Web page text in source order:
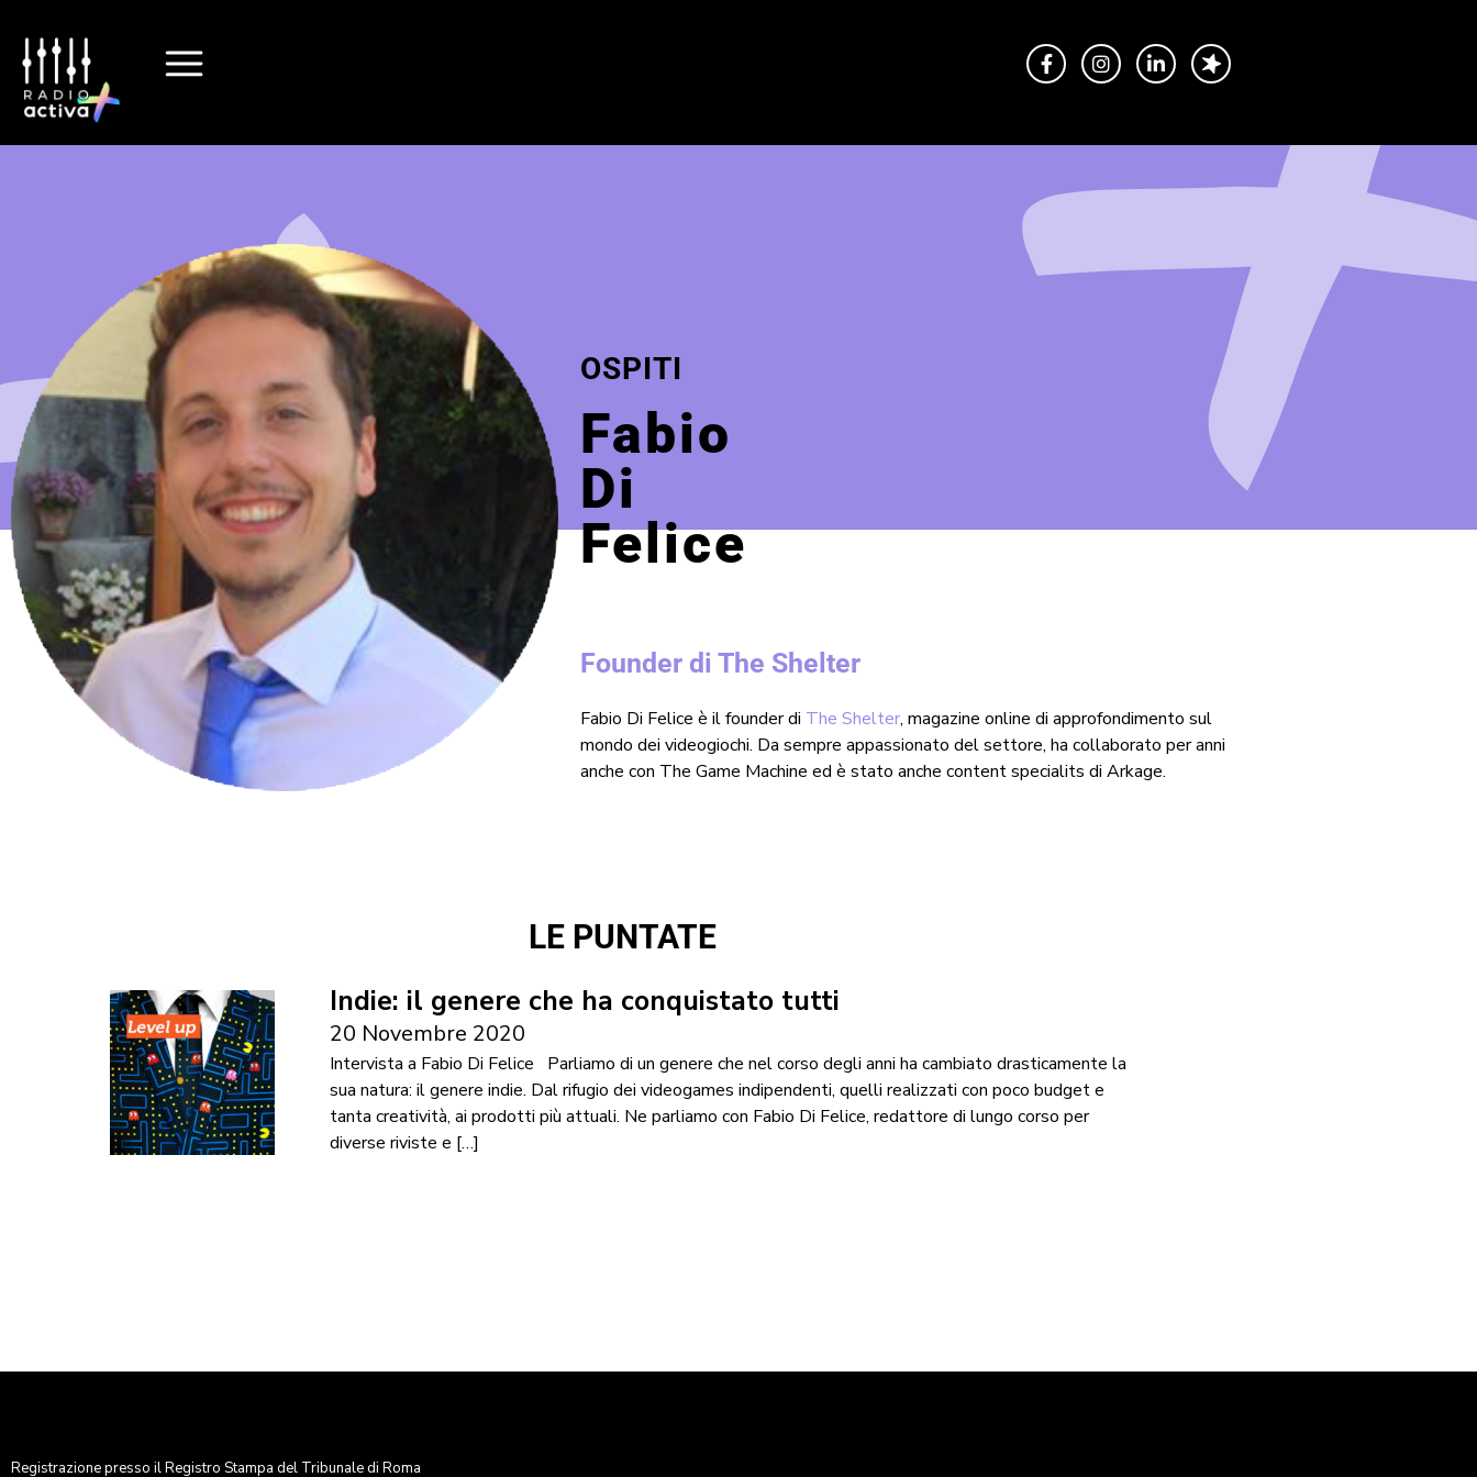
OSPITI
Fabio
Di
Felice
Founder di The Shelter
Fabio Di Felice è il founder di The Shelter, magazine online di approfondimento sul
mondo dei videogiochi. Da sempre appassionato del settore, ha collaborato per anni
anche con The Game Machine ed è stato anche content specialits di Arkage.
LE PUNTATE
Indie: il genere che ha conquistato tutti
20 Novembre 2020
Intervista a Fabio Di Felice Parliamo di un genere che nel corso degli anni ha cambiato drasticamente la
sua natura: il genere indie. Dal rifugio dei videogames indipendenti, quelli realizzati con poco budget e
tanta creatività, ai prodotti più attuali. Ne parliamo con Fabio Di Felice, redattore di lungo corso per
diverse riviste e […]
Registrazione presso il Registro Stampa del Tribunale di Roma